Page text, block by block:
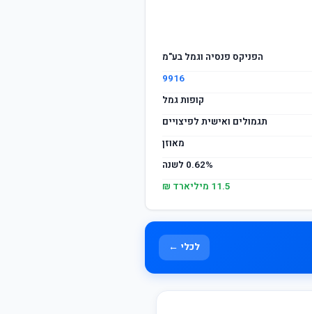
הפניקס פנסיה וגמל בע"מ
9916
קופות גמל
תגמולים ואישית לפיצויים
מאוזן
0.62% לשנה
11.5 מיליארד ₪
לכלי ←